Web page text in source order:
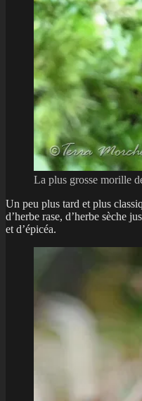
La plus grosse morille
Un peu plus tard et plus
d’herbe rase, d’herbe sèche
et d’épicéa.